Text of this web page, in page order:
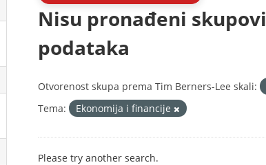
Nisu pronađeni skupovi
podataka
Otvorenost skupa prema Tim Berners-Lee skali:
Tema:
Ekonomija i financije
Please try another search.